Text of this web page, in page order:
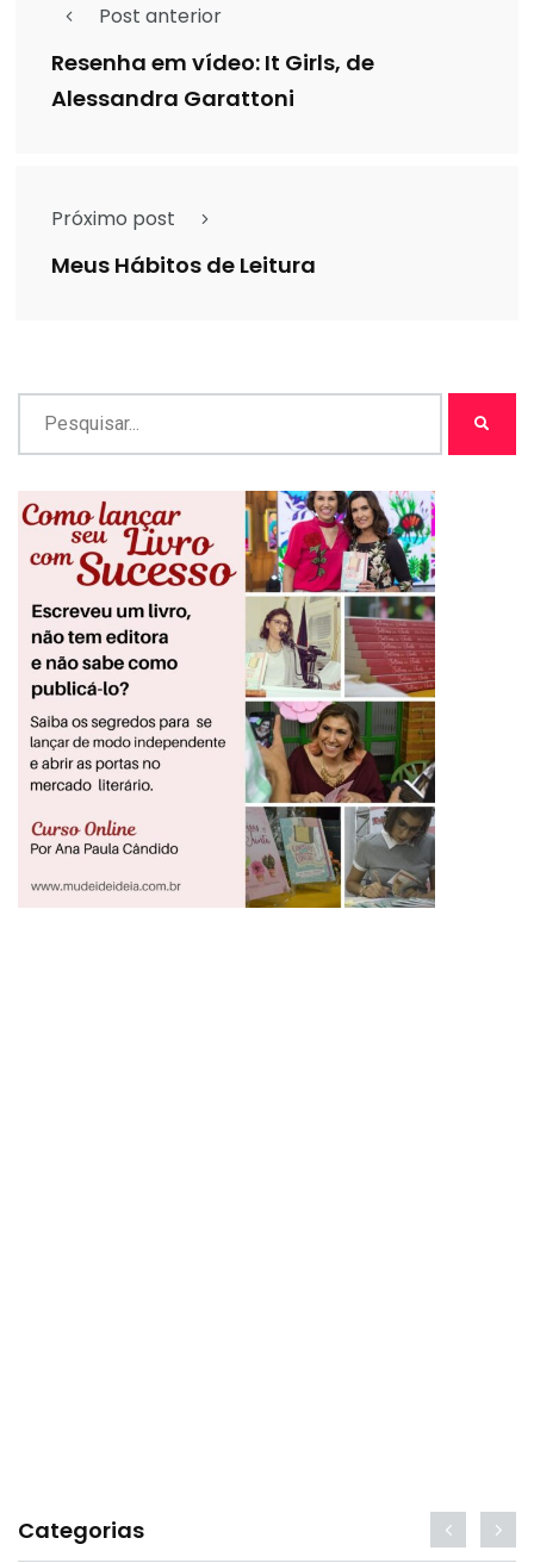
Post anterior
Resenha em vídeo: It Girls, de
Alessandra Garattoni
Próximo post
Meus Hábitos de Leitura
Categorias